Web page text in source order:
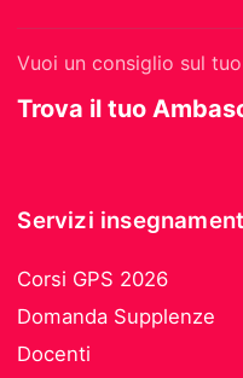
Vuoi un consiglio sul
Trova il tuo
Servizi
Corsi GPS 2026
Domanda Supplenze
Docenti